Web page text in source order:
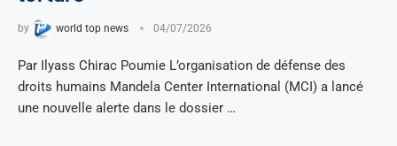
by world top news 04/07/2026
Par Ilyass Chirac Poumie L’organisation de défense des
droits humains Mandela Center International (MCI) a lancé
une nouvelle alerte dans le dossier …